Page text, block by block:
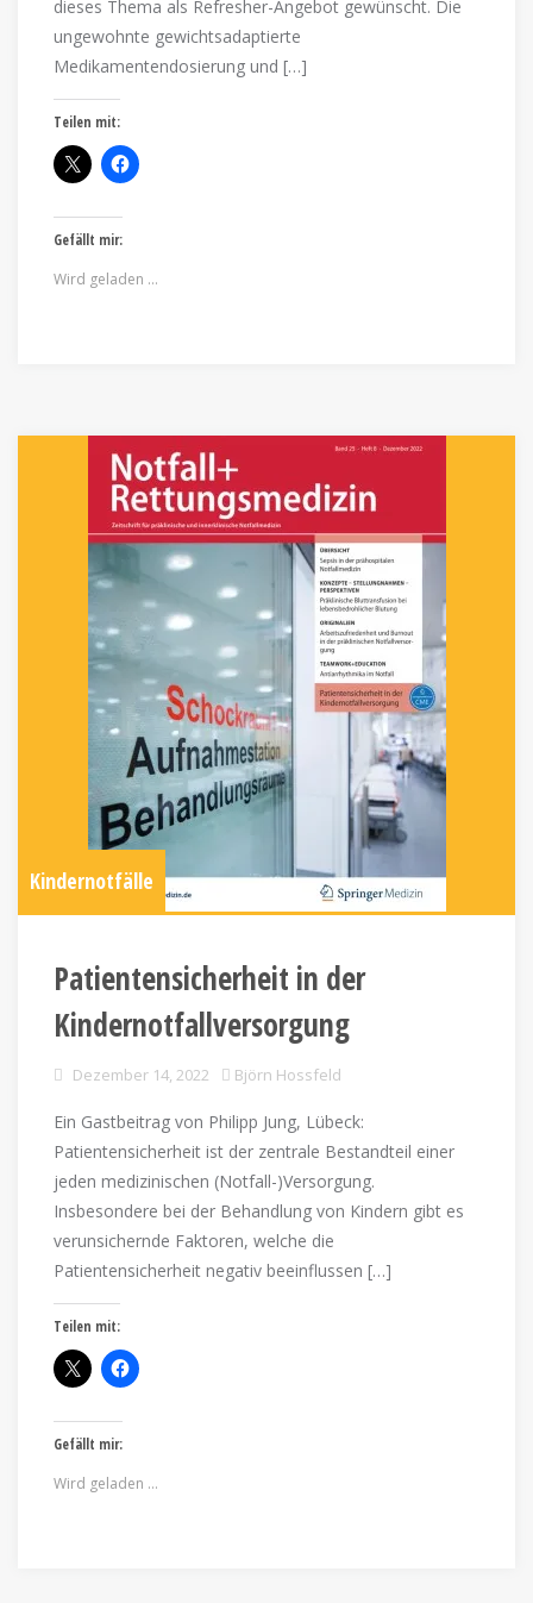
dieses Thema als Refresher-Angebot gewünscht. Die
ungewohnte gewichtsadaptierte
Medikamentendosierung und […]
Teilen mit:
Gefällt mir:
Wird geladen …
Kindernotfälle
Patientensicherheit in der
Kindernotfallversorgung
Dezember 14, 2022 Björn Hossfeld
Ein Gastbeitrag von Philipp Jung, Lübeck:
Patientensicherheit ist der zentrale Bestandteil einer
jeden medizinischen (Notfall-)Versorgung.
Insbesondere bei der Behandlung von Kindern gibt es
verunsichernde Faktoren, welche die
Patientensicherheit negativ beeinflussen […]
Teilen mit:
Gefällt mir:
Wird geladen …